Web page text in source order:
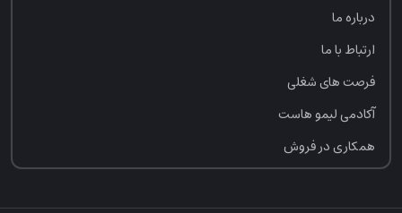
درباره ما
ارتباط با ما
فرصت‌ های شغلی
آکادمی لیمو هاست
همکاری در فروش